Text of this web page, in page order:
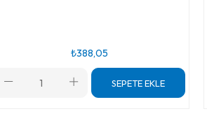
₺388,05
SEPETE EKLE